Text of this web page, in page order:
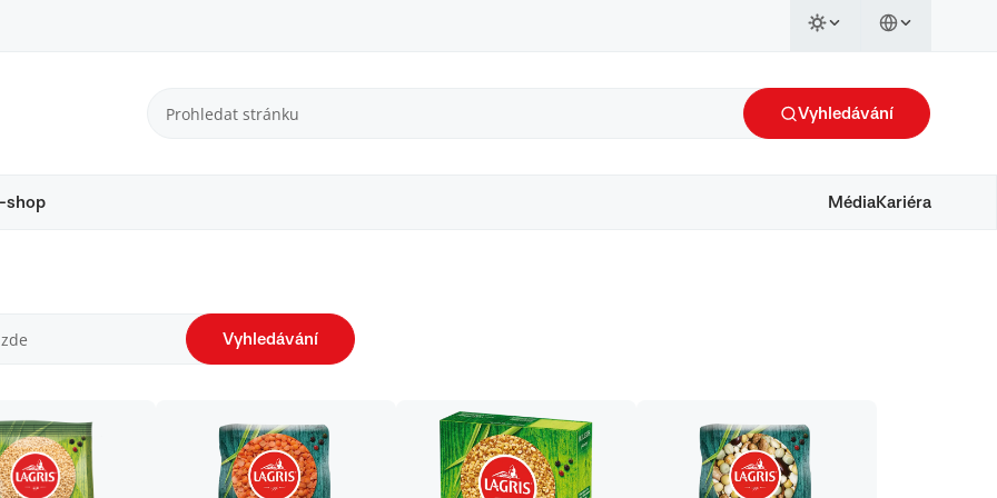
Vyhledávání
shop MédiaKariéra
Vyhledávání